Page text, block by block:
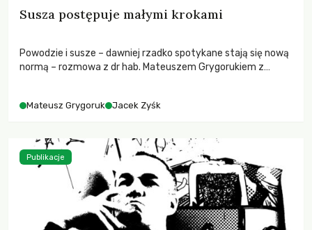
Susza postępuje małymi krokami
Powodzie i susze – dawniej rzadko spotykane stają się nową
normą – rozmowa z dr hab. Mateuszem Grygorukiem z
Mateusz Grygoruk Jacek Zyśk
Publikacje